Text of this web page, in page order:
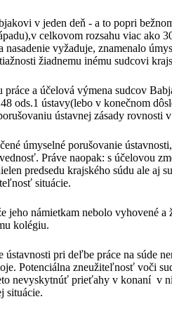
v jeden deň - a to popri
celkovom rozsahu viac ako
vyžaduje, znamenalo
žiadnemu inému sudcovi
práce a účelová výmena sudcov
ods.1 ústavy(lebo v konečnom
ústavnej zásady rovnosti
úmyselné porušovanie
Práve naopak: s účelovou
predsedu krajského súdu ale
situácie.
jeho námietkam nebolo vyhovené
kolégiu.
ústavnosti pri deľbe práce na súde
Potenciálna zneužiteľnosť voči
nevyskytnúť prieťahy v konaní v
situácie.